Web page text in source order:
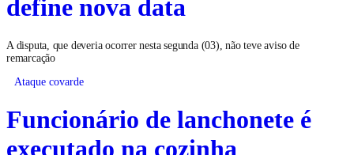
define nova data
A disputa, que deveria ocorrer nesta segunda (03), não teve aviso de
remarcação
Ataque covarde
Funcionário de lanchonete é
executado na cozinha